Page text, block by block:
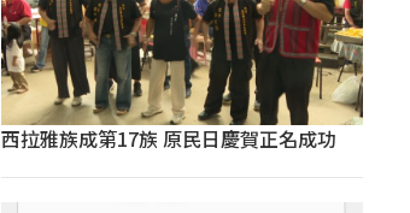
西拉雅族成第17族 原民日慶賀正名成功